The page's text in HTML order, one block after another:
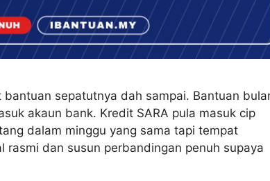
sepatutnya dah sampai. Bantuan
akaun bank. Kredit SARA pula masuk cip
dalam minggu yang sama tapi tempat
dan susun perbandingan penuh supaya